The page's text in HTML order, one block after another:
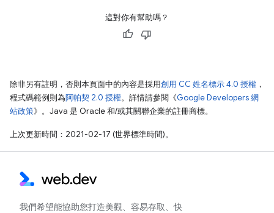
這對你有幫助嗎？
除非另有註明，否則本頁面中的內容是採用創用 CC 姓名標示 4.0 授權 ，
程式碼範例則為阿帕契 2.0 授權。詳情請參閱《Google Developers 網
站政策》。Java 是 Oracle 和/或其關聯企業的註冊商標。
上次更新時間：2021-02-17 (世界標準時間)。
我們希望能協助您打造美觀、容易存取、快